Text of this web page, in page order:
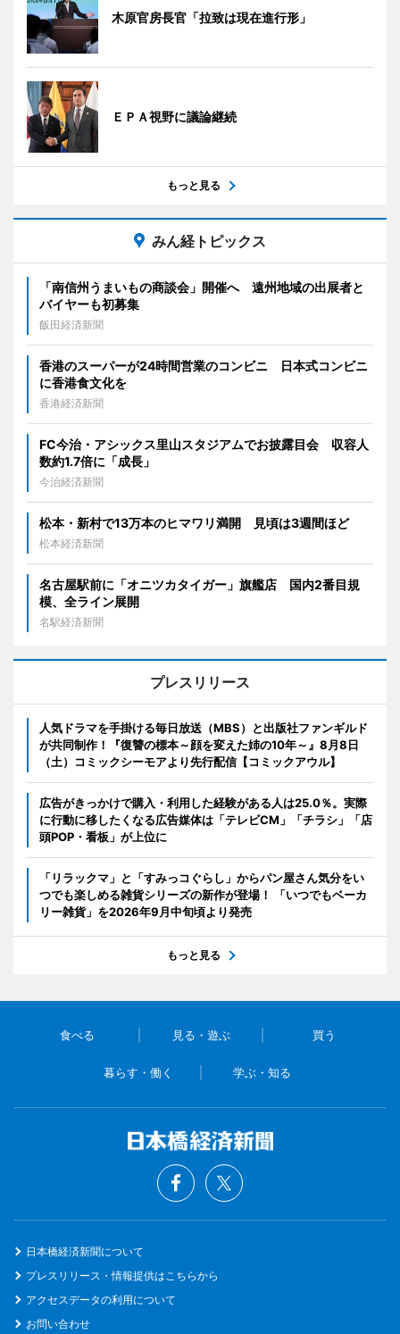
木原官房長官「拉致は現在進行形」
ＥＰＡ視野に議論継続
もっと見る
みん経トピックス
「南信州うまいもの商談会」開催へ 遠州地域の出展者と
バイヤーも初募集
飯田経済新聞
香港のスーパーが24時間営業のコンビニ 日本式コンビニ
に香港食文化を
香港経済新聞
FC今治・アシックス里山スタジアムでお披露目会 収容人
数約1.7倍に「成長」
今治経済新聞
松本・新村で13万本のヒマワリ満開 見頃は3週間ほど
松本経済新聞
名古屋駅前に「オニツカタイガー」旗艦店 国内2番目規
模、全ライン展開
名駅経済新聞
プレスリリース
人気ドラマを手掛ける毎日放送（MBS）と出版社ファンギルド
が共同制作！『復讐の標本～顔を変えた姉の10年～』8月8日
（土）コミックシーモアより先行配信【コミックアウル】
広告がきっかけで購入・利用した経験がある人は25.0％。実際
に行動に移したくなる広告媒体は「テレビCM」「チラシ」「店
頭POP・看板」が上位に
「リラックマ」と「すみっコぐらし」からパン屋さん気分をい
つでも楽しめる雑貨シリーズの新作が登場！ 「いつでもベーカ
リー雑貨」を2026年9月中旬頃より発売
もっと見る
食べる 見る・遊ぶ 買う
暮らす・働く 学ぶ・知る
日本橋経済新聞について
プレスリリース・情報提供はこちらから
アクセスデータの利用について
お問い合わせ